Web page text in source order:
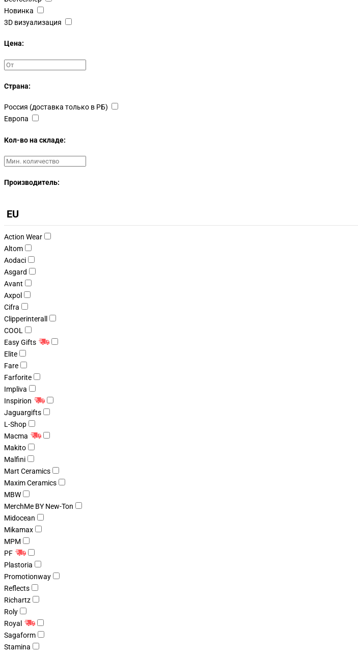
Новинка
3D визуализация
Цена:
Страна:
Россия (доставка только в РБ)
Европа
Кол-во на складе:
Производитель:
EU
Action Wear
Altom
Aodaci
Asgard
Avant
Axpol
Cifra
Clipperinterall
COOL
Easy Gifts
Elite
Fare
Farforite
Impliva
Inspirion
Jaguargifts
L-Shop
Macma
Makito
Malfini
Mart Ceramics
Maxim Ceramics
MBW
MerchMe BY New-Ton
Midocean
Mikamax
MPM
PF
Plastoria
Promotionway
Reflects
Richartz
Roly
Royal
Sagaform
Stamina